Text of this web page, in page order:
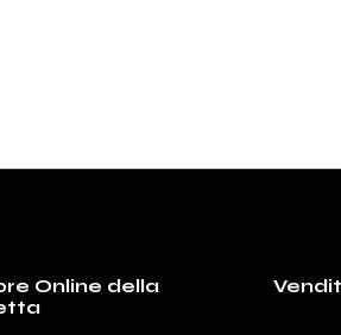
Online della